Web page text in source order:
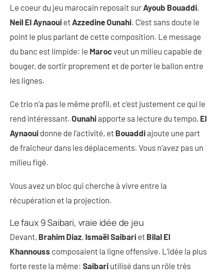
Le coeur du jeu marocain reposait surAyoub Bouaddi,
Neil El Aynaoui etAzzedine Ounahi. C’est sans doute le
point le plus parlant de cette composition. Le message
du banc est limpide: le Marocveut un milieu capable de
bouger, de sortir proprement et de porter le ballon entre
les lignes.
Ce trio n’a pas le même profil, et c’est justement ce qui le
rend intéressant. Ounahiapporte sa lecture du tempo, El
Aynaoui donne de l’activité, et Bouaddiajoute une part
de fraîcheur dans les déplacements. Vous n’avez pas un
milieu figé.
Vous avez un bloc qui cherche à vivre entre la
récupération et la projection.
Le faux 9 Saibari, vraie idée de jeu
Devant, Brahim Diaz, Ismaël Saibari et Bilal El
Khannouss composaient la ligne offensive. L’idée la plus
forte reste la même: Saibari utilisé dans un rôle très